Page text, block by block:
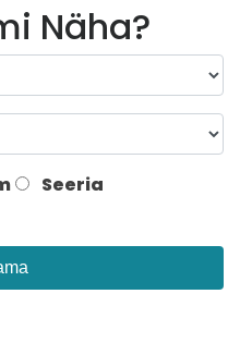
Näha?
Seeria